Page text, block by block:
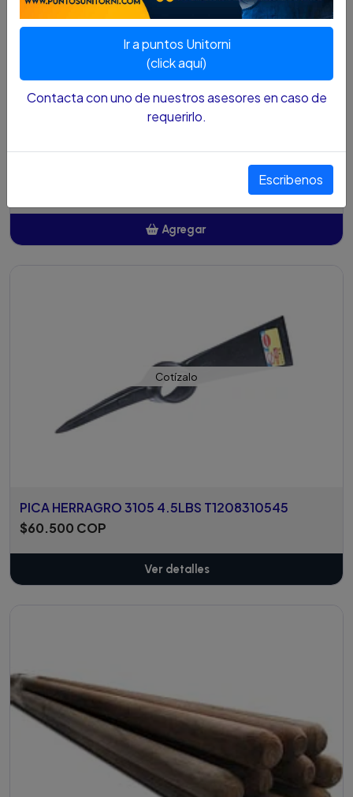
Agregar
Cotízalo
PICA HERRAGRO 3105 4.5LBS T1208310545
$60.500 COP
Ver detalles
Ir a puntos Unitorni
(click aquí)
Contacta con uno de nuestros asesores en caso de
requerirlo.
Escribenos